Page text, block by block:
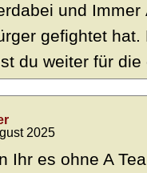
und
gefightet
du weiter für
2025
Ihr es ohne A